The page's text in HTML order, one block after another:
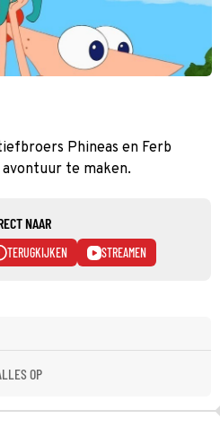
Phineas en Ferb
te maken.
NAAR
TERUGKIJKEN STREAMEN
OP